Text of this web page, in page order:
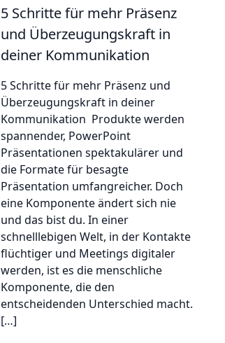
5 Schritte für mehr Präsenz
und Überzeugungskraft in
deiner Kommunikation
5 Schritte für mehr Präsenz und
Überzeugungskraft in deiner
Kommunikation Produkte werden
spannender, PowerPoint
Präsentationen spektakulärer und
die Formate für besagte
Präsentation umfangreicher. Doch
eine Komponente ändert sich nie
und das bist du. In einer
schnelllebigen Welt, in der Kontakte
flüchtiger und Meetings digitaler
werden, ist es die menschliche
Komponente, die den
entscheidenden Unterschied macht.
[…]